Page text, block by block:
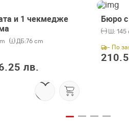
и 1 чекмедже
ДБ:76 cm
лв.
Бюро
Ш: 145
- По